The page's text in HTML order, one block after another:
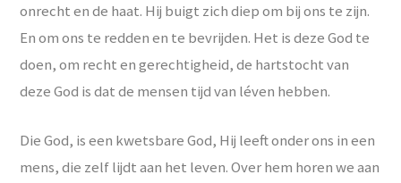
onrecht en de haat. Hij buigt zich diep om bij ons te zijn.
En om ons te redden en te bevrijden. Het is deze God te
doen, om recht en gerechtigheid, de hartstocht van
deze God is dat de mensen tijd van léven hebben.
Die God, is een kwetsbare God, Hij leeft onder ons in een
mens, die zelf lijdt aan het leven. Over hem horen we aan